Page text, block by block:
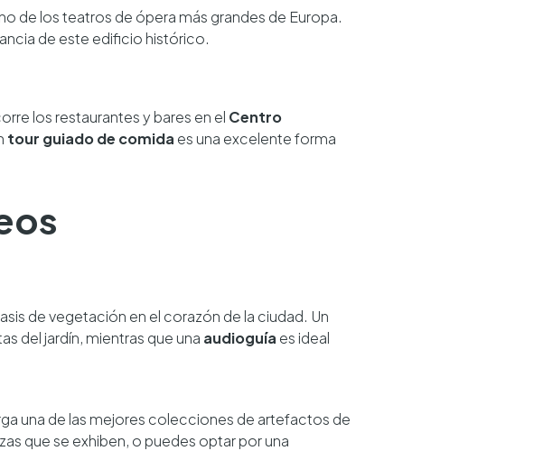
de los teatros de ópera más grandes de Europa.
de este edificio histórico.
los restaurantes y bares en el Centro
tour guiado de comida es una excelente forma
de vegetación en el corazón de la ciudad. Un
del jardín, mientras que una audioguía es ideal
una de las mejores colecciones de artefactos de
que se exhiben, o puedes optar por una